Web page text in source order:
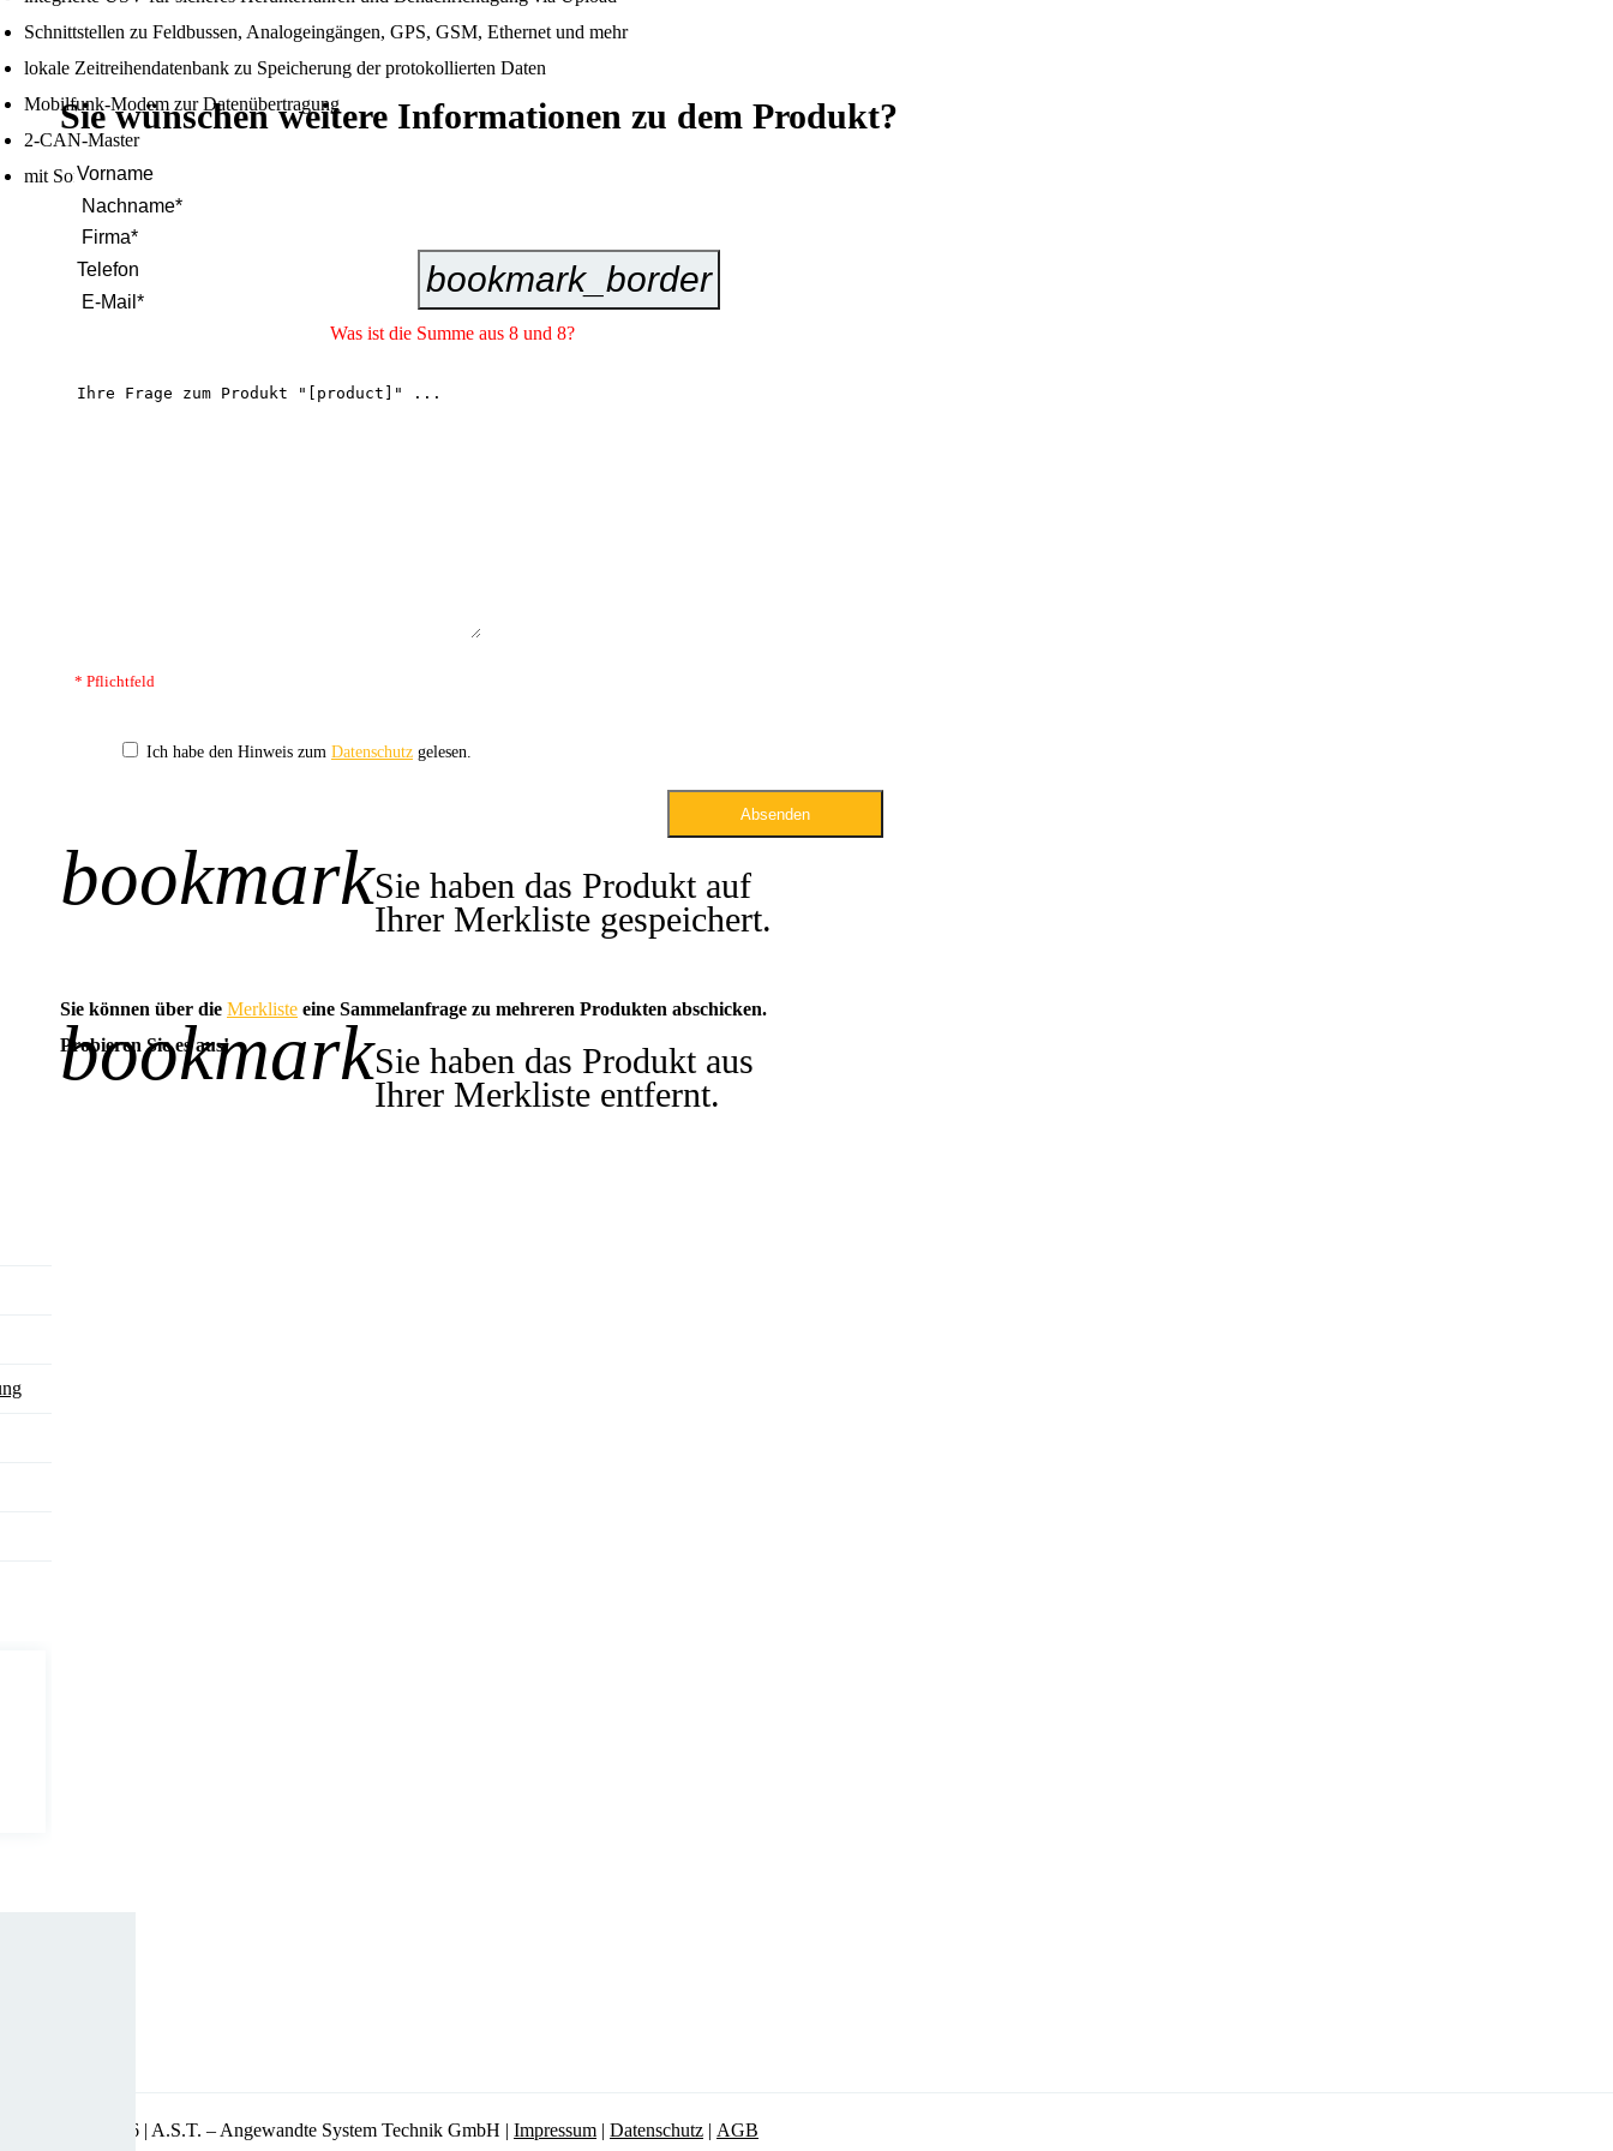
Schnittstellen zu Feldbussen, Analogeingängen, GPS, GSM, Ethernet und mehr
lokale Zeitreihendatenbank zu Speicherung der protokollierten Daten
Mobilfunk-Modem zur Datenübertragung
2-CAN-Master
mit Software
bookmark_border
Sie wünschen weitere Informationen zu dem Produkt?
Was ist die Summe aus 8 und 8?
* Pflichtfeld
Ich habe den Hinweis zum Datenschutz gelesen.
Absenden
bookmarkSie haben das Produkt auf
Ihrer Merkliste gespeichert.
Sie können über die Merkliste eine Sammelanfrage zu mehreren Produkten abschicken.
Probieren Sie es aus!
-1
bookmarkSie haben das Produkt aus
Ihrer Merkliste entfernt.
Copyright © 2026 | A.S.T. – Angewandte System Technik GmbH | Impressum | Datenschutz | AGB